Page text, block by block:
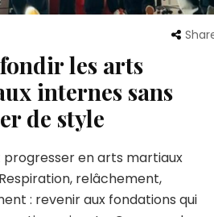
les arts
internes sans
de style
en arts martiaux
relâchement,
: revenir aux fondations qui